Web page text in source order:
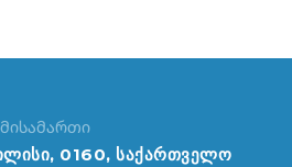
მისამართი
0160, საქართველო